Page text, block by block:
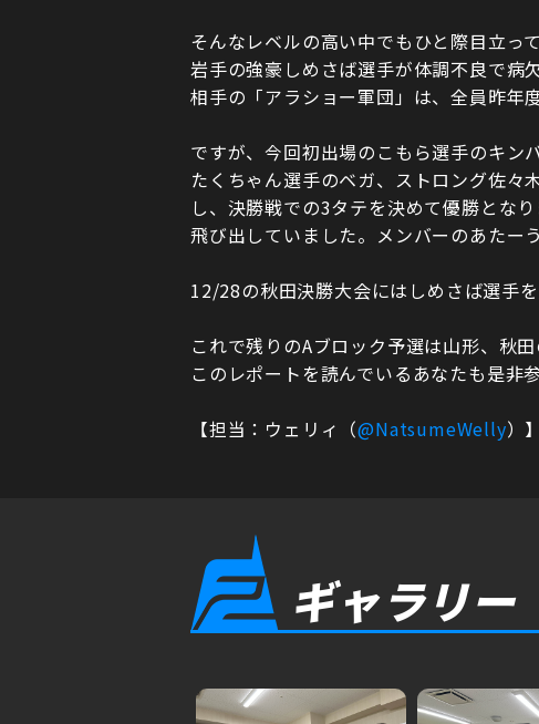
そんなレベルの高い中でもひと際目立っ
岩手の強豪しめさば選手が体調不良で病
相手の「アラショー軍団」は、全員昨年
ですが、今回初出場のこもら選手のキン
たくちゃん選手のベガ、ストロング佐
し、決勝戦での3タテを決めて優勝とな
飛び出していました。メンバーのあたー
12/28の秋田決勝大会にはしめさば選手
これで残りのAブロック予選は山形、秋田
このレポートを読んでいるあなたも是非
【担当：ウェリィ（@NatsumeWelly）】
ギャラリー